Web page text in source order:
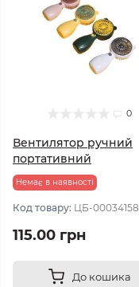
0
Вентилятор ручний
портативний
Немає в наявності
Код товару: ЦБ-00034158
115.00 грн
До кошика